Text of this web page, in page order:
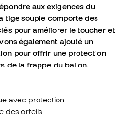
aux exigences du
tige souple comporte des
pour améliorer le toucher et
également ajouté un
pour offrir une protection
de la frappe du ballon.
avec protection
des orteils